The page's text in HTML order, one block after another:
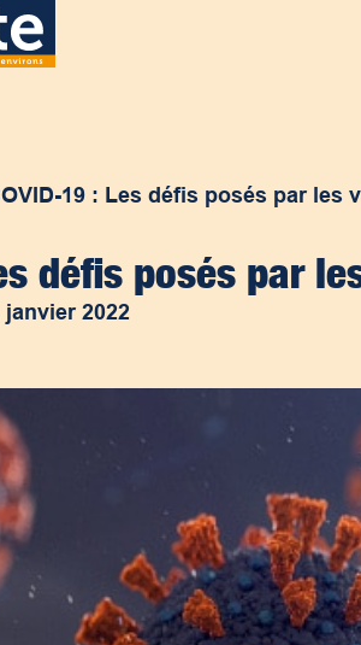
19 : Les défis posés par les
défis posés par
janvier 2022